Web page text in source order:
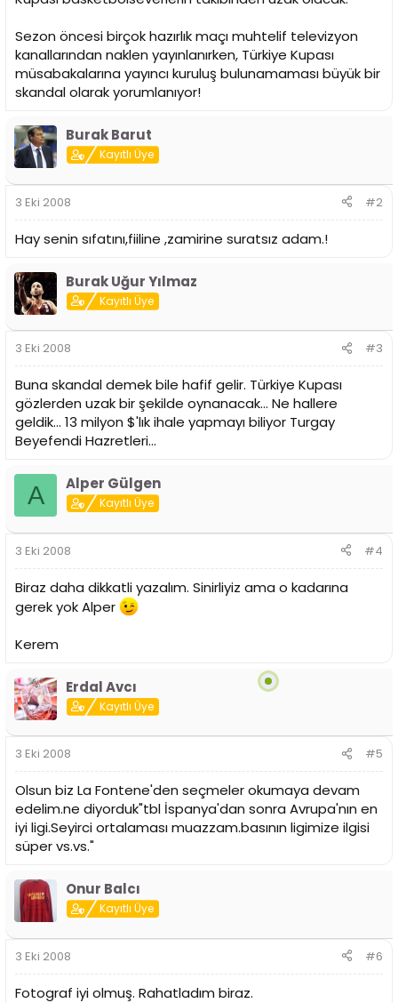
Sezon öncesibirçok hazırlık maçı muhtelif televizyon
kanallarından naklen yayınlanırken, Türkiye Kupası
müsabakalarına yayıncı kuruluş bulunamaması büyük bir
skandal olarak yorumlanıyor!
Burak Barut
Kayıtlı Üye
3 Eki 2008 #2
Hay senin sıfatını,fiiline ,zamirine suratsız adam.!
Burak Uğur Yılmaz
Kayıtlı Üye
3 Eki 2008 #3
Buna skandal demek bile hafif gelir. Türkiye Kupası
gözlerden uzak bir şekilde oynanacak... Ne hallere
geldik... 13 milyon $'lık ihale yapmayı biliyor Turgay
Beyefendi Hazretleri...
A Alper Gülgen
Kayıtlı Üye
3 Eki 2008 #4
Biraz daha dikkatli yazalım. Sinirliyiz ama o kadarına
gerek yok Alper
Kerem
Erdal Avcı
Kayıtlı Üye
3 Eki 2008 #5
Olsun biz La Fontene'den seçmeler okumaya devam
edelim.ne diyorduk"tbl İspanya'dan sonra Avrupa'nın en
iyi ligi.Seyirci ortalaması muazzam.basının ligimize ilgisi
süper vs.vs."
Onur Balcı
Kayıtlı Üye
3 Eki 2008 #6
Fotograf iyi olmuş. Rahatladım biraz.